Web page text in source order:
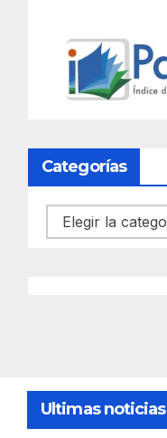
Categorías
Categorías
Ultimas noticias